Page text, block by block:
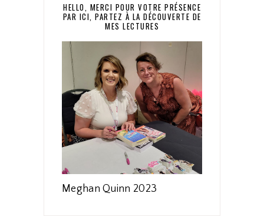
HELLO, MERCI POUR VOTRE PRÉSENCE
PAR ICI, PARTEZ À LA DÉCOUVERTE DE
MES LECTURES
Meghan Quinn 2023